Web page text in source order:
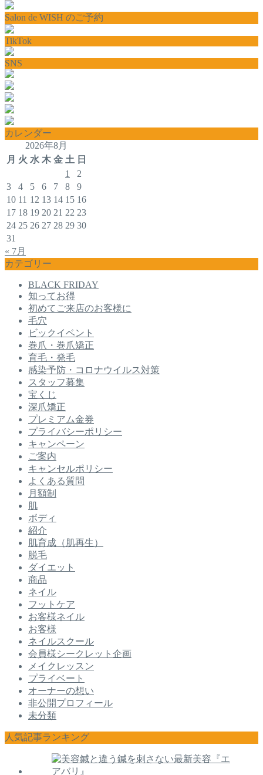
Salon de WISH のご予約
TikTok
SNS
カレンダー
2026年8月
月 火 水 木 金 土 日
1
2
3
4 5 6 7 8
9
10 11 12 13 14 15 16
17 18 19 20 21 22 23
24 25 26 27 28 29 30
31
« 7月
カテゴリー
BLACK FRIDAY
知ってお得
初めてご来店のお客様に
毛穴
ビックイベント
巻爪・巻爪矯正
育毛・発毛
感染予防・コロナウイルス対策
スタッフ募集
宝くじ
深爪矯正
プレミアム金券
プライバシーポリシー
キャンペーン
ご案内
キャンセルポリシー
よくある質問
月額制
肌
ボディ
紹介
肌育成（肌再生）
脱毛
ダイエット
商品
ネイル
フットケア
お客様ネイル
お客様
ネイルスクール
会員様シークレット企画
メイクレッスン
プライベート
オーナーの想い
非公開プロフィール
未分類
人気記事ランキング